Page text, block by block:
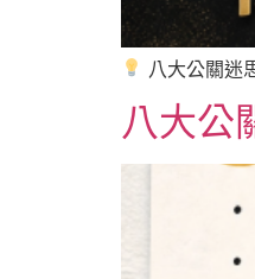
八大公關迷
八大公